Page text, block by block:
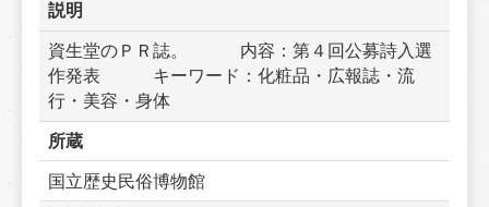
説明
資生堂のＰＲ誌。　　　内容：第４回公募詩入選
作発表　　　キーワード：化粧品・広報誌・流
行・美容・身体
所蔵
国立歴史民俗博物館